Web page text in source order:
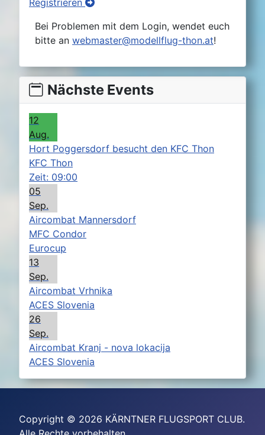
Nächste Events
12
Aug.
Hort Poggersdorf besucht den KFC Thon
KFC Thon
Zeit: 09:00
05
Sep.
Aircombat Mannersdorf
MFC Condor
Eurocup
13
Sep.
Aircombat Vrhnika
ACES Slovenia
26
Sep.
Aircombat Kranj - nova lokacija
ACES Slovenia
Bei Problemen mit dem Login, wendet euch
bitte an webmaster@modellflug-thon.at!
Copyright © 2026 KÄRNTNER FLUGSPORT CLUB.